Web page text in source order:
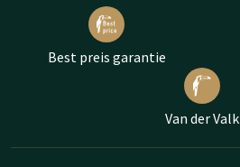
Best preis garantie
Van der Valk